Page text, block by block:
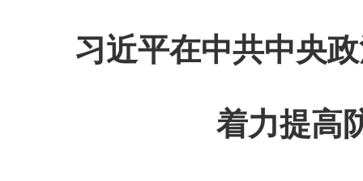
习近平在中共中央
着力提高